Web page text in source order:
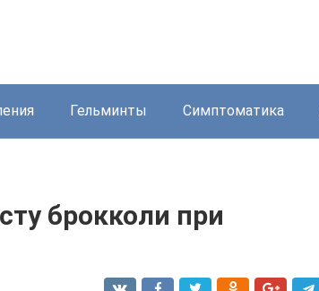
Гельминты Симптоматика
брокколи при